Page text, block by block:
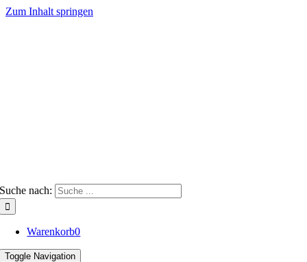
Zum Inhalt springen
Suche nach:
Warenkorb0
Toggle Navigation